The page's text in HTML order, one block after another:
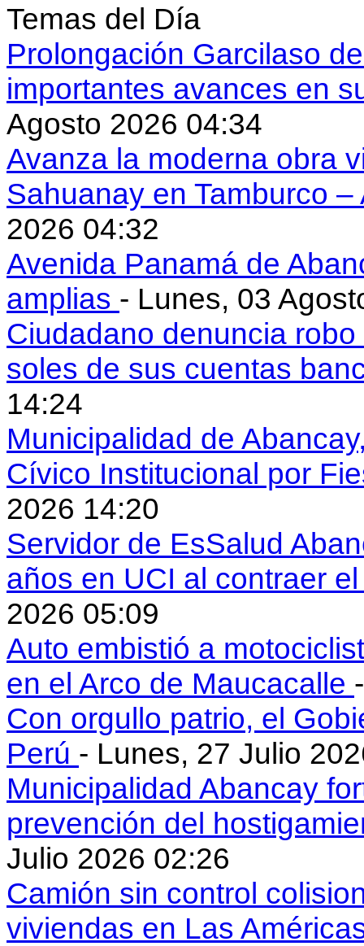
Temas del Día
Prolongación Garcilaso
importantes avances en
Agosto 2026 04:34
Avanza la moderna obra
Sahuanay en Tamburco
2026 04:32
Avenida Panamá de
amplias - Lunes, 03
Ciudadano denuncia
soles de sus cuentas
14:24
Municipalidad de
Cívico Institucional por
2026 14:20
Servidor de EsSalud
años en UCI al contraer
2026 05:09
Auto embistió a
en el Arco de Maucacalle
Con orgullo patrio, el
Perú - Lunes, 27 Julio
Municipalidad Abancay
prevención del
Julio 2026 02:26
Camión sin control
viviendas en Las